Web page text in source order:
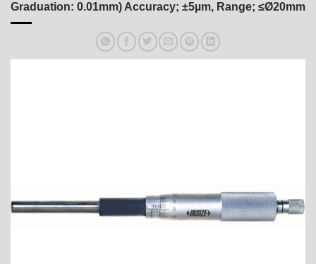
Graduation: 0.01mm) Accuracy; ±5µm, Range; ≤Ø20mm